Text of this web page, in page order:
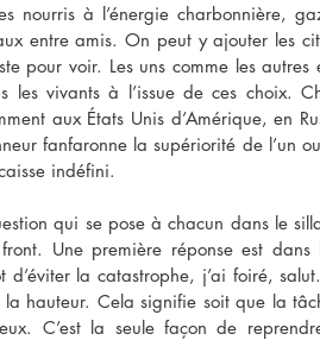
nourris à l’énergie charbonnière,
entre amis. On peut y ajouter les
pour voir. Les uns comme les
les vivants à l’issue de ces choix.
aux États Unis d’Amérique, en
fanfaronne la supériorité de l’un
indéfini.
qui se pose à chacun dans le
Une première réponse est
d’éviter la catastrophe, j’ai foiré,
la hauteur. Cela signifie soit que la
C’est la seule façon de